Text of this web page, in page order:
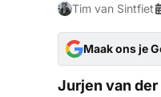
Tim van Sintfiet
Maak ons je
Jurjen van